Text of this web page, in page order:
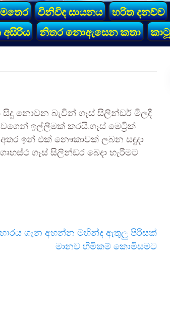
විනිවිද සායනය
හරිත දනව්ව
නිතර නොඇසෙන කතා
සිදු නොවන බැවින් ගෑස් සිලින්ඩර් මිලදී
ඉල්ලීමක් කරයි.ගෑස් මෙට්‍රික්
ඉන් එක් නෞකාවක් ලබන සඳුදා
ගෑස් සිලින්ඩර බෙදා හැරීමට
ගැන අහන්න මහින්ද ඇතුලු පිරිසක්
මානව හිමිකම් කොමිසමට